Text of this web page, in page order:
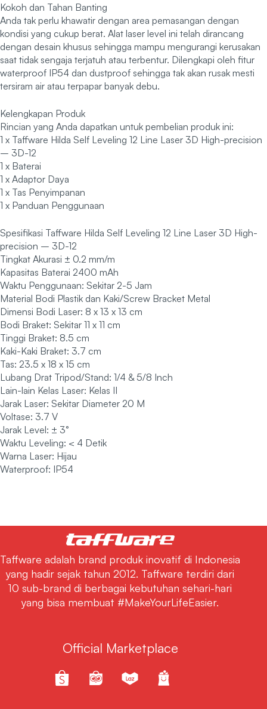
Kokoh dan Tahan Banting
Anda tak perlu khawatir dengan area pemasangan dengan
kondisi yang cukup berat. Alat laser level ini telah dirancang
dengan desain khusus sehingga mampu mengurangi kerusakan
saat tidak sengaja terjatuh atau terbentur. Dilengkapi oleh fitur
waterproof IP54 dan dustproof sehingga tak akan rusak mesti
tersiram air atau terpapar banyak debu.
Kelengkapan Produk
Rincian yang Anda dapatkan untuk pembelian produk ini:
1 x Taffware Hilda Self Leveling 12 Line Laser 3D High-precision
– 3D-12
1 x Baterai
1 x Adaptor Daya
1 x Tas Penyimpanan
1 x Panduan Penggunaan
Spesifikasi Taffware Hilda Self Leveling 12 Line Laser 3D High-
precision – 3D-12
Tingkat Akurasi ± 0.2 mm/m
Kapasitas Baterai 2400 mAh
Waktu Penggunaan: Sekitar 2-5 Jam
Material Bodi Plastik dan Kaki/Screw Bracket Metal
Dimensi Bodi Laser: 8 x 13 x 13 cm
Bodi Braket: Sekitar 11 x 11 cm
Tinggi Braket: 8.5 cm
Kaki-Kaki Braket: 3.7 cm
Tas: 23.5 x 18 x 15 cm
Lubang Drat Tripod/Stand: 1/4 & 5/8 Inch
Lain-lain Kelas Laser: Kelas II
Jarak Laser: Sekitar Diameter 20 M
Voltase: 3.7 V
Jarak Level: ± 3°
Waktu Leveling: < 4 Detik
Warna Laser: Hijau
Waterproof: IP54
Taffware adalah brand produk inovatif di Indonesia
yang hadir sejak tahun 2012. Taffware terdiri dari
10 sub-brand di berbagai kebutuhan sehari-hari
yang bisa membuat #MakeYourLifeEasier.
Official Marketplace